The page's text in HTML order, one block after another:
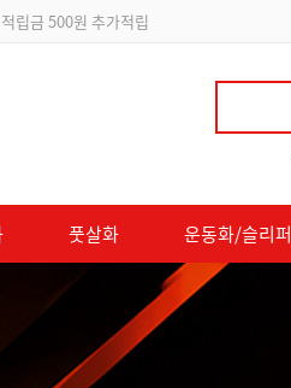
대 2% 적립 및 할인 쿠폰 지급
풋살화 운동화/슬리퍼